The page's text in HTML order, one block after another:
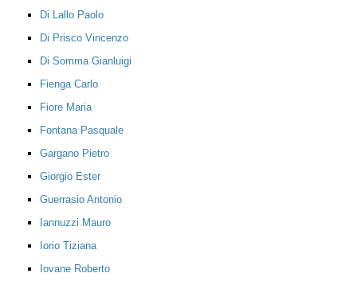
Di Lallo Paolo
Di Prisco Vincenzo
Di Somma Gianluigi
Fienga Carlo
Fiore Maria
Fontana Pasquale
Gargano Pietro
Giorgio Ester
Guerrasio Antonio
Iannuzzi Mauro
Iorio Tiziana
Iovane Roberto